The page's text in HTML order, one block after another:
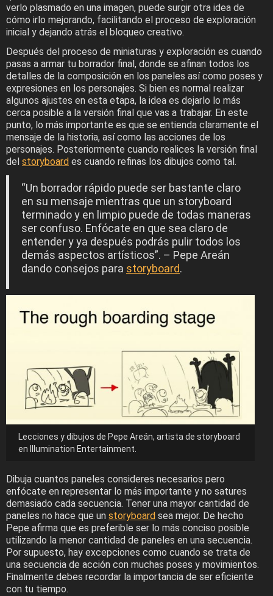
verlo plasmado en una imagen, puede surgir otra idea de
cómo irlo mejorando, facilitando el proceso de exploración
inicial y dejando atrás el bloqueo creativo.
Después del proceso de miniaturas y exploración es cuando
pasas a armar tu borrador final, donde se afinan todos los
detalles de la composición en los paneles así como poses y
expresiones en los personajes. Si bien es normal realizar
algunos ajustes en esta etapa, la idea es dejarlo lo más
cerca posible a la versión final que vas a trabajar. En este
punto, lo más importante es que se entienda claramente el
mensaje de la historia, así como las acciones de los
personajes. Posteriormente cuando realices la versión final
del storyboard es cuando refinas los dibujos como tal.
“Un borrador rápido puede ser bastante claro
en su mensaje mientras que un storyboard
terminado y en limpio puede de todas maneras
ser confuso. Enfócate en que sea claro de
entender y ya después podrás pulir todos los
demás aspectos artísticos”. – Pepe Areán
dando consejos para storyboard.
Lecciones y dibujos de Pepe Areán, artista de storyboard
en Illumination Entertainment.
Dibuja cuantos paneles consideres necesarios pero
enfócate en representar lo más importante y no satures
demasiado cada secuencia. Tener una mayor cantidad de
paneles no hace que un storyboard sea mejor. De hecho
Pepe afirma que es preferible ser lo más conciso posible
utilizando la menor cantidad de paneles en una secuencia.
Por supuesto, hay excepciones como cuando se trata de
una secuencia de acción con muchas poses y movimientos.
Finalmente debes recordar la importancia de ser eficiente
con tu tiempo.